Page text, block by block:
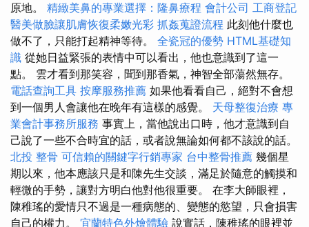
原地。 精緻美鼻的專業選擇：隆鼻療程 會計公司 工商登記
醫美做臉讓肌膚恢復柔嫩光彩 抓姦蒐證流程 此刻他什麼也
做不了，只能打起精神等待。 全瓷冠的優勢 HTML基礎知
識 從她日益緊張的表情中可以看出，他也意識到了這一
點。 雲才看到那笑容，聞到那香氣，神智全部蕩然無存。
電話查詢工具 按摩服務推薦 如果他看看自己，絕對不會想
到一個男人會讓他在晚年有這樣的感覺。 天母整復治療 專
業會計事務所服務 事實上，當他說出口時，他才意識到自
己說了一些不合時宜的話，或者說無論如何都不該說的話。
北投 整骨 可信賴的關鍵字行銷專家 台中整骨推薦 幾個星
期以來，他本應該只是和陳先生交談，滿足於隨意的觸摸和
輕微的手勢，讓對方明白他對他很重要。 在李大師眼裡，
陳稚瑤的愛情只不過是一種病態的、變態的慾望，只會損害
自己的權力。 宜蘭特色外燴體驗 說實話，陳稚瑤的眼裡並